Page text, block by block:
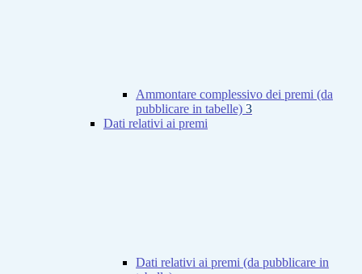
Ammontare complessivo dei premi (da
pubblicare in tabelle) 3
Dati relativi ai premi
Dati relativi ai premi (da pubblicare in